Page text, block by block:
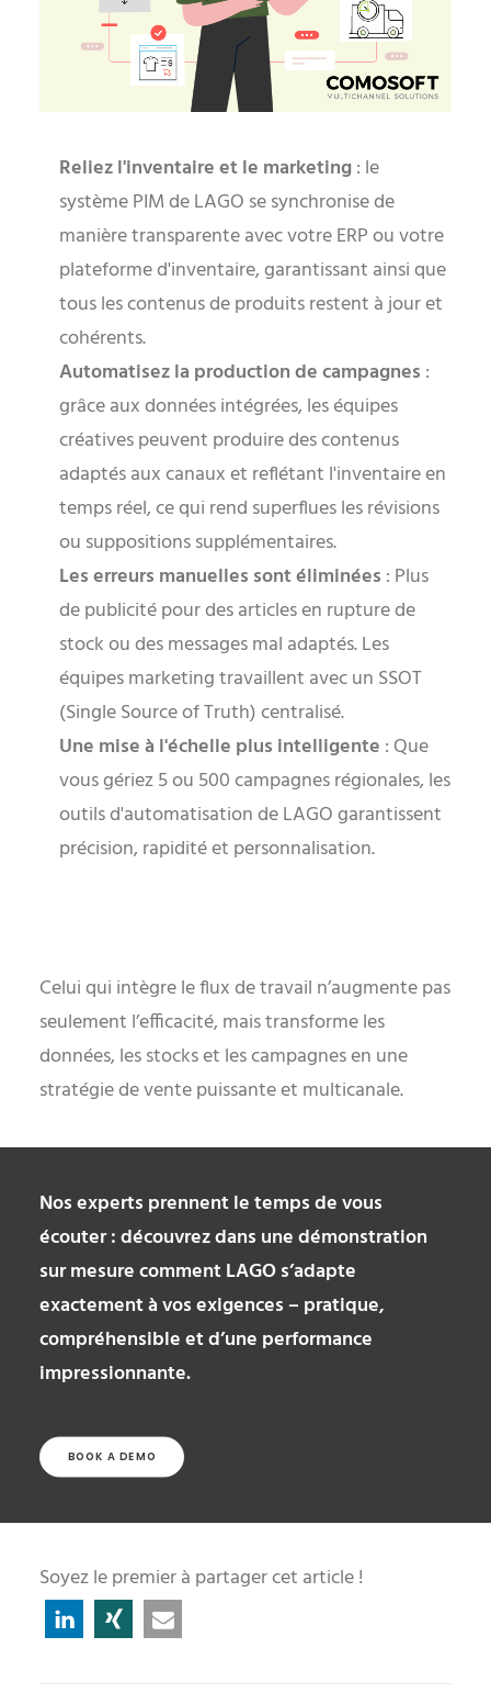
Reliez l'inventaire et le marketing: le
système PIM de LAGO se synchronise de
manière transparente avec votre ERP ou votre
plateforme d'inventaire, garantissant ainsi que
tous les contenus de produits restent à jour et
cohérents.
Automatisez la production de campagnes :
grâce aux données intégrées, les équipes
créatives peuvent produire des contenus
adaptés aux canaux et reflétant l'inventaire en
temps réel, ce qui rend superflues les révisions
ou suppositions supplémentaires.
Les erreurs manuelles sont éliminées : Plus
de publicité pour des articles en rupture de
stock ou des messages mal adaptés. Les
équipes marketing travaillent avec un SSOT
(Single Source of Truth) centralisé.
Une mise à l'échelle plus intelligente : Que
vous gériez 5 ou 500 campagnes régionales, les
outils d'automatisation de LAGO garantissent
précision, rapidité et personnalisation.
Celui qui intègre le flux de travail n’augmente pas
seulement l’efficacité, mais transforme les
données, les stocks et les campagnes en une
stratégie de vente puissante et multicanale.
Nos experts prennent le temps de vous
écouter : découvrez dans une démonstration
sur mesure comment LAGO s’adapte
exactement à vos exigences – pratique,
compréhensible et d’une performance
impressionnante.
BOOK A DEMO
Soyez le premier à partager cet article !